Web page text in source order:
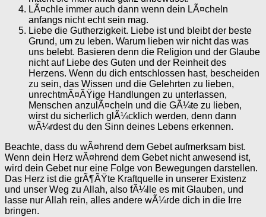
LÃ¤chle immer auch dann wenn dein LÃ¤cheln
anfangs nicht echt sein mag.
Liebe die Gutherzigkeit. Liebe ist und bleibt der beste
Grund, um zu leben. Warum lieben wir nicht das was
uns belebt. Basieren denn die Religion und der Glaube
nicht auf Liebe des Guten und der Reinheit des
Herzens. Wenn du dich entschlossen hast, bescheiden
zu sein, das Wissen und die Gelehrten zu lieben,
unrechtmÃ¤ÃŸige Handlungen zu unterlassen,
Menschen anzulÃ¤cheln und die GÃ¼te zu lieben,
wirst du sicherlich glÃ¼cklich werden, denn dann
wÃ¼rdest du den Sinn deines Lebens erkennen.
Beachte, dass du wÃ¤hrend dem Gebet aufmerksam bist.
Wenn dein Herz wÃ¤hrend dem Gebet nicht anwesend ist,
wird dein Gebet nur eine Folge von Bewegungen darstellen.
Das Herz ist die grÃ¶ÃŸte Kraftquelle in unserer Existenz
und unser Weg zu Allah, also fÃ¼lle es mit Glauben, und
lasse nur Allah rein, alles andere wÃ¼rde dich in die Irre
bringen.